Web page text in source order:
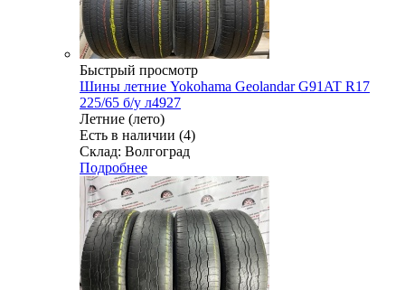
Быстрый просмотр
Шины летние Yokohama Geolandar G91AT R17
225/65 б/у л4927
Летние (лето)
Есть в наличии (4)
Склад: Волгоград
Подробнее